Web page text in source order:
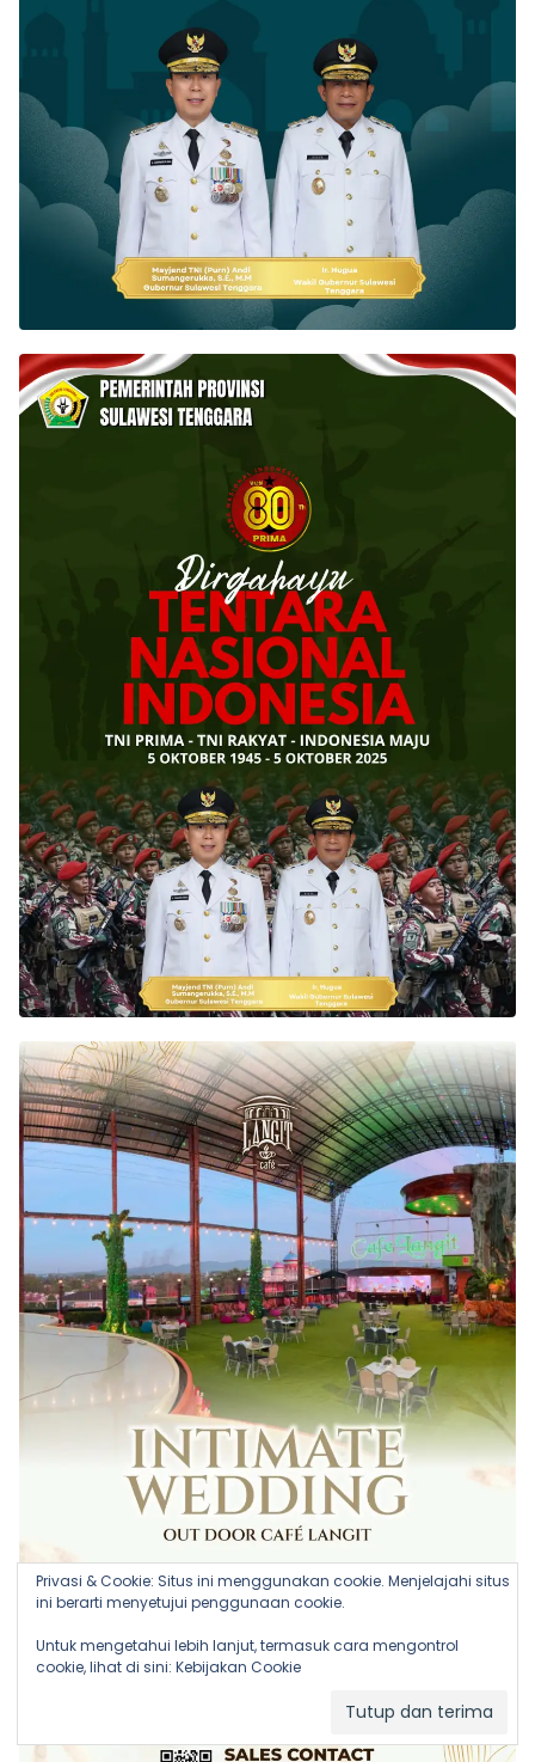
Privasi & Cookie: Situs ini menggunakan cookie. Menjelajahi situs
ini berarti menyetujui penggunaan cookie.
Untuk mengetahui lebih lanjut, termasuk cara mengontrol
cookie, lihat di sini: Kebijakan Cookie